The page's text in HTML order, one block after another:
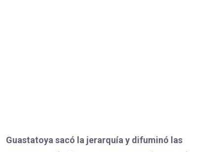
Guastatoya sacó la jerarquía y difuminó las